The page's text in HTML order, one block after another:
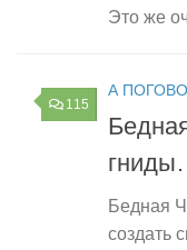
Это же
115
А
Бедная
создать